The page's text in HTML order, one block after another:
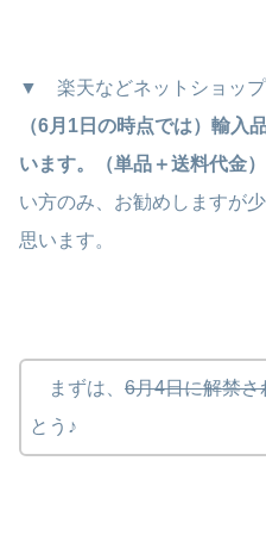
▼ 楽天などネットショップ
（6月1日の時点では）輸入
います。（単品＋送料代金）
い方のみ、お勧めしますが
思います。
まずは、 6月4日に解禁さ
とう♪